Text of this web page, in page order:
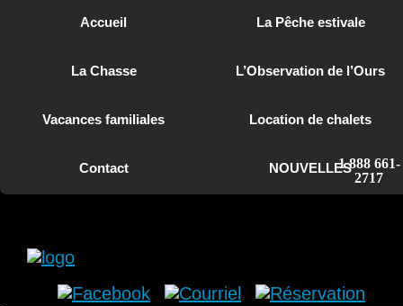
Accueil La Pêche estivale
La Chasse L’Observation de l’Ours
Vacances familiales Location de chalets
Contact NOUVELLES1 888 661-
2717